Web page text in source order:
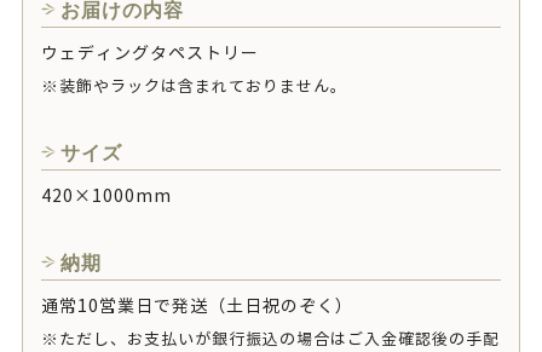
お届けの内容
ウェディングタペストリー
※装飾やラックは含まれておりません。
サイズ
420×1000mm
納期
通常10営業日で発送（土日祝のぞく）
※ただし、お支払いが銀行振込の場合はご入金確認後の手配